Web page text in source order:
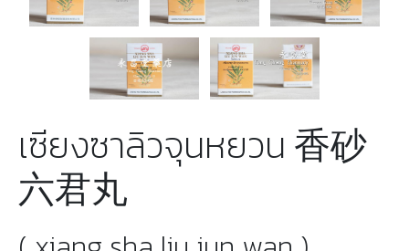
เซียงซาลิวจุนหยวน 香砂
六君丸